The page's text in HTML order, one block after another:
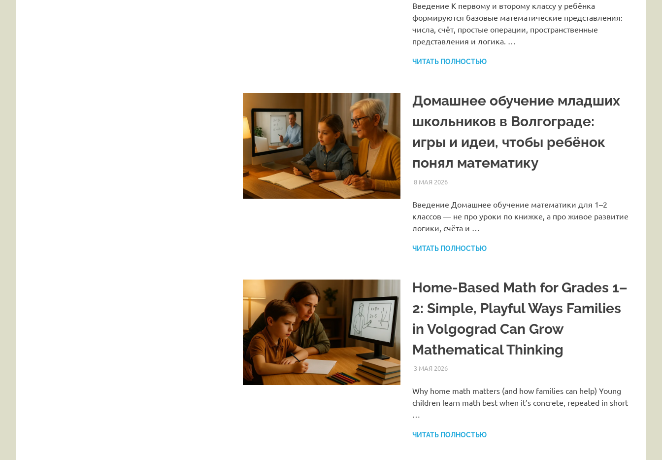
Введение К первому и второму классу у ребёнка
формируются базовые математические представления:
числа, счёт, простые операции, пространственные
представления и логика. …
ЧИТАТЬ ПОЛНОСТЬЮ
Домашнее обучение младших
школьников в Волгограде:
игры и идеи, чтобы ребёнок
понял математику
8 МАЯ 2026HOMELESSONS
СТАТЬИ
Введение Домашнее обучение математики для 1–2
классов — не про уроки по книжке, а про живое развитие
логики, счёта и …
ЧИТАТЬ ПОЛНОСТЬЮ
Home-Based Math for Grades 1–
2: Simple, Playful Ways Families
in Volgograd Can Grow
Mathematical Thinking
3 МАЯ 2026HOMELESSONS
СТАТЬИ
Why home math matters (and how families can help) Young
children learn math best when it’s concrete, repeated in short
…
ЧИТАТЬ ПОЛНОСТЬЮ